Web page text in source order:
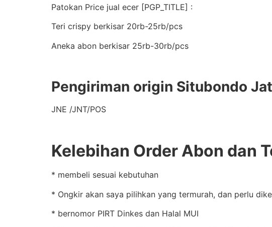
Patokan Price jual ecer [PGP_TITLE] :
Teri crispy berkisar 20rb-25rb/pcs
Aneka abon berkisar 25rb-30rb/pcs
Pengiriman origin Situbondo
JNE /JNT/POS
Kelebihan Order Abon dan
* membeli sesuai kebutuhan
* Ongkir akan saya pilihkan yang termurah, dan perlu
* bernomor PIRT Dinkes dan Halal MUI